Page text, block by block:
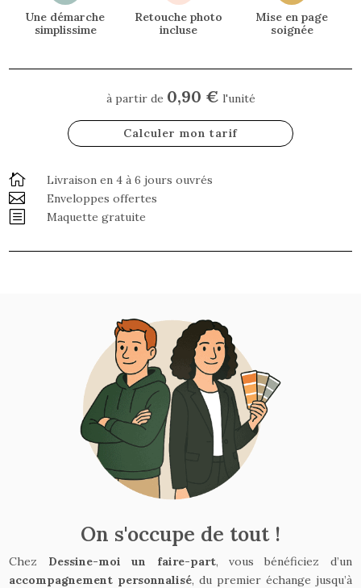
Une démarche
simplissime
Retouche photo
incluse
Mise en page
soignée
à partir de 0,90 € l'unité
Calculer mon tarif
 Livraison en 4 à 6 jours ouvrés
 Enveloppes offertes
b Maquette gratuite
On s'occupe de tout !
Chez Dessine-moi un faire-part, vous bénéficiez d’un
accompagnement personnalisé, du premier échange jusqu’à